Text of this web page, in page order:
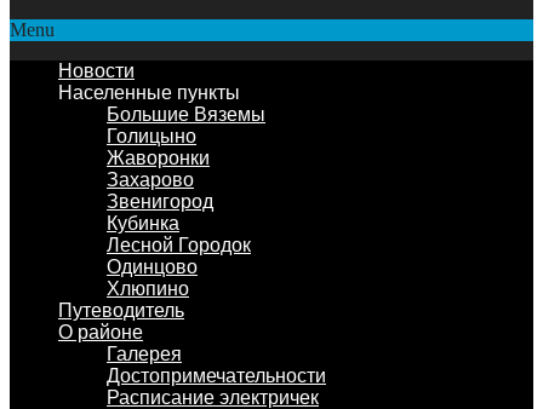
Menu
Новости
Населенные пункты
Большие Вяземы
Голицыно
Жаворонки
Захарово
Звенигород
Кубинка
Лесной Городок
Одинцово
Хлюпино
Путеводитель
О районе
Галерея
Достопримечательности
Расписание электричек